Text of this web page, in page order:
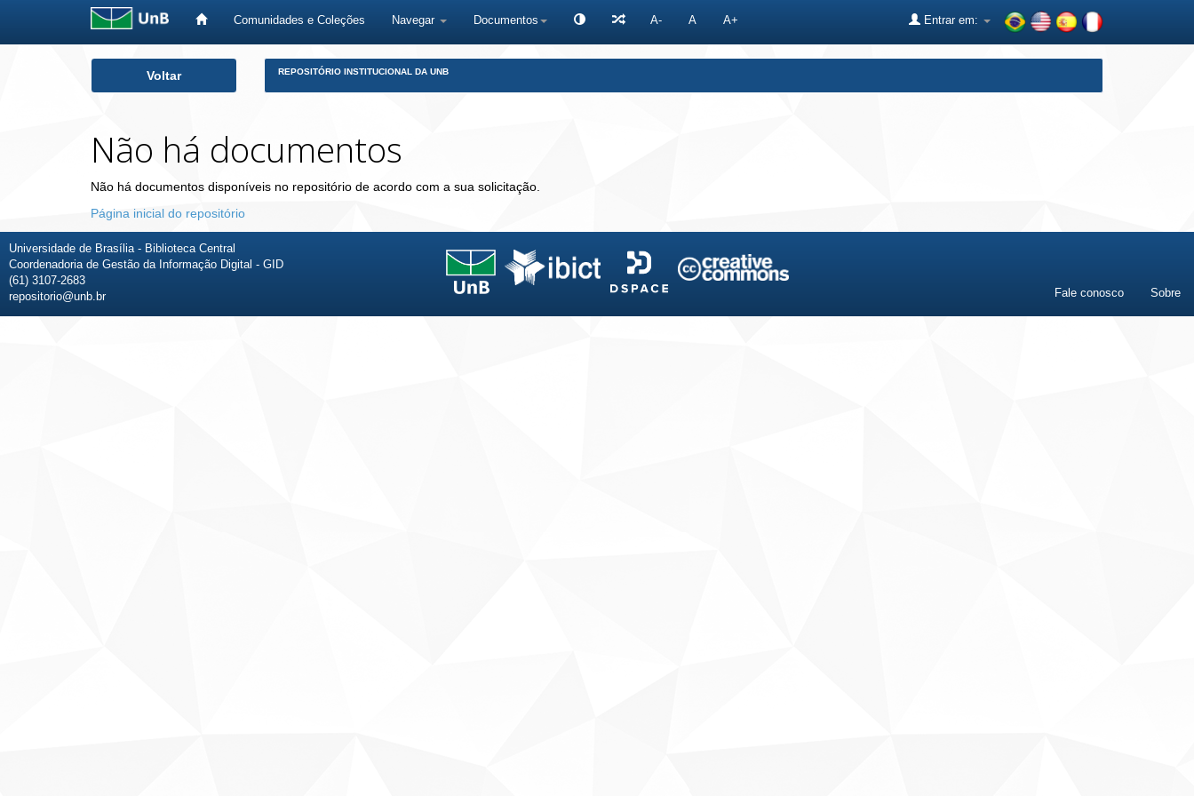
Comunidades e Coleções Navegar Documentos A- A A+ Entrar em:
Voltar REPOSITÓRIO INSTITUCIONAL DA UNB
Não há documentos
Não há documentos disponíveis no repositório de acordo com a sua solicitação.
Página inicial do repositório
Universidade de Brasília - Biblioteca Central
Coordenadoria de Gestão da Informação Digital - GID
(61) 3107-2683
repositorio@unb.br
Fale conosco Sobre